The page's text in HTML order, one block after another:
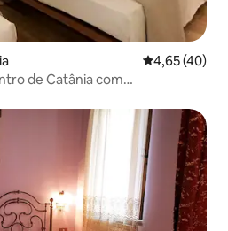
4,65 de uma
4,65 (40)
de Catânia com